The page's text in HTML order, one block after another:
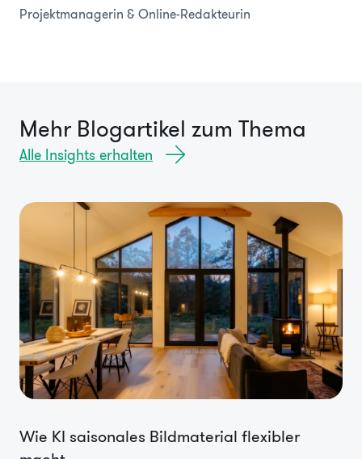
Projektmanagerin & Online-Redakteurin
Mehr Blogartikel zum Thema
Alle Insights erhalten
Wie KI saisonales Bildmaterial flexibler